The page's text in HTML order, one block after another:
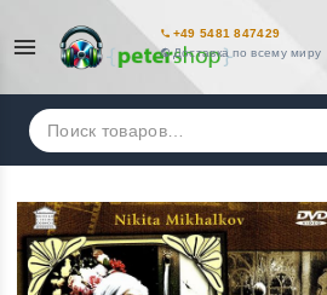
+49 5481 847429
Доставка по всему миру
Искать: